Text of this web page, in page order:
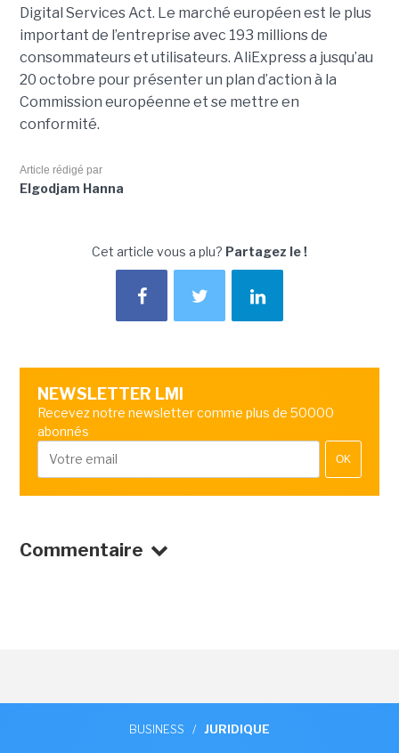
Digital Services Act. Le marché européen est le plus
important de l’entreprise avec 193 millions de
consommateurs et utilisateurs. AliExpress a jusqu’au
20 octobre pour présenter un plan d’action à la
Commission européenne et se mettre en
conformité.
Article rédigé par
Elgodjam Hanna
Cet article vous a plu? Partagez le !
NEWSLETTER LMI
Recevez notre newsletter comme plus de 50000
abonnés
OK
Commentaire
BUSINESS / JURIDIQUE